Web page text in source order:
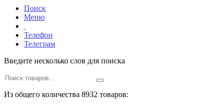
Поиск
Меню
Телефон
Телеграм
Введите несколько слов для поиска
Из общего количества 8932 товаров: